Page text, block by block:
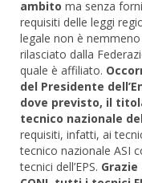
ambito ma senza
requisiti delle leggi
legale non è
rilasciato dalla
quale è affiliato.
del Presidente
dove previsto, il
tecnico nazionale
requisiti, infatti, ai
tecnico nazionale ASI
tecnici dell’EPS. Grazie